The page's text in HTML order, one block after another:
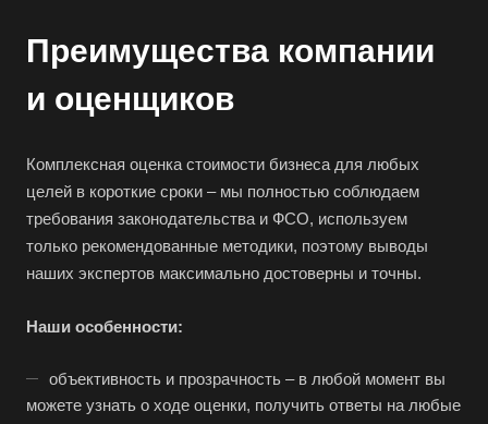
Преимущества компании
и оценщиков
Комплексная оценка стоимости бизнеса для любых
целей в короткие сроки – мы полностью соблюдаем
требования законодательства и ФСО, используем
только рекомендованные методики, поэтому выводы
наших экспертов максимально достоверны и точны.
Наши особенности:
объективность и прозрачность – в любой момент вы
можете узнать о ходе оценки, получить ответы на любые
Бронницы
Бугульма
Буй
Буйнакск
Бутурлиновка
Валдай
Великие Луки